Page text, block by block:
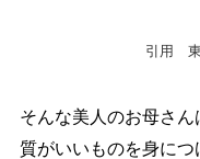
引用
そんな美人のお母さ
質がいいものを身に